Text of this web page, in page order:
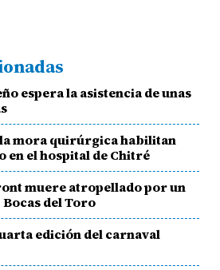
espera la asistencia de unas
mora quirúrgica habilitan
en el hospital de Chitré
muere atropellado por un
Bocas del Toro
edición del carnaval